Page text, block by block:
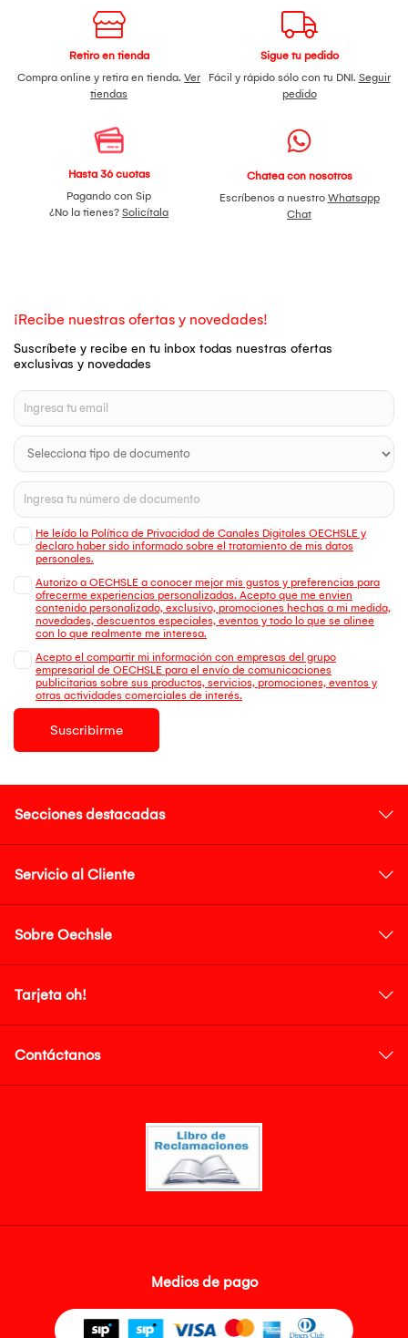
Retiro en tienda
Compra online y retira en tienda. Ver
tiendas
Sigue tu pedido
Fácil y rápido sólo con tu DNI. Seguir
pedido
Hasta 36 cuotas
Pagando con Sip
¿No la tienes? Solicítala
Chatea con nosotros
Escríbenos a nuestro Whatsapp
Chat
¡Recibe nuestras ofertas y novedades!
Suscríbete y recibe en tu inbox todas nuestras ofertas
exclusivas y novedades
He leído la Política de Privacidad de Canales Digitales OECHSLE y
declaro haber sido informado sobre el tratamiento de mis datos
personales.
Autorizo a OECHSLE a conocer mejor mis gustos y preferencias para
ofrecerme experiencias personalizadas. Acepto que me envien
contenido personalizado, exclusivo, promociones hechas a mi medida,
novedades, descuentos especiales, eventos y todo lo que se alinee
con lo que realmente me interesa.
Acepto el compartir mi información con empresas del grupo
empresarial de OECHSLE para el envío de comunicaciones
publicitarias sobre sus productos, servicios, promociones, eventos y
otras actividades comerciales de interés.
Suscribirme
Secciones destacadas
Servicio al Cliente
Sobre Oechsle
Tarjeta oh!
Contáctanos
Medios de pago